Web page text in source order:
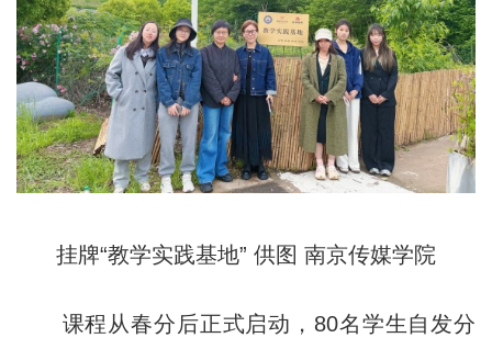
挂牌“教学实践基地” 供图 南京传媒学院
课程从春分后正式启动，80名学生自发分